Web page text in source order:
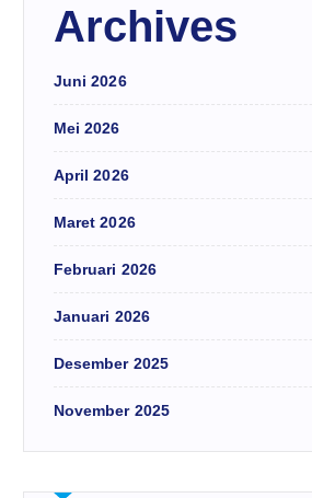
Archives
Juni 2026
Mei 2026
April 2026
Maret 2026
Februari 2026
Januari 2026
Desember 2025
November 2025